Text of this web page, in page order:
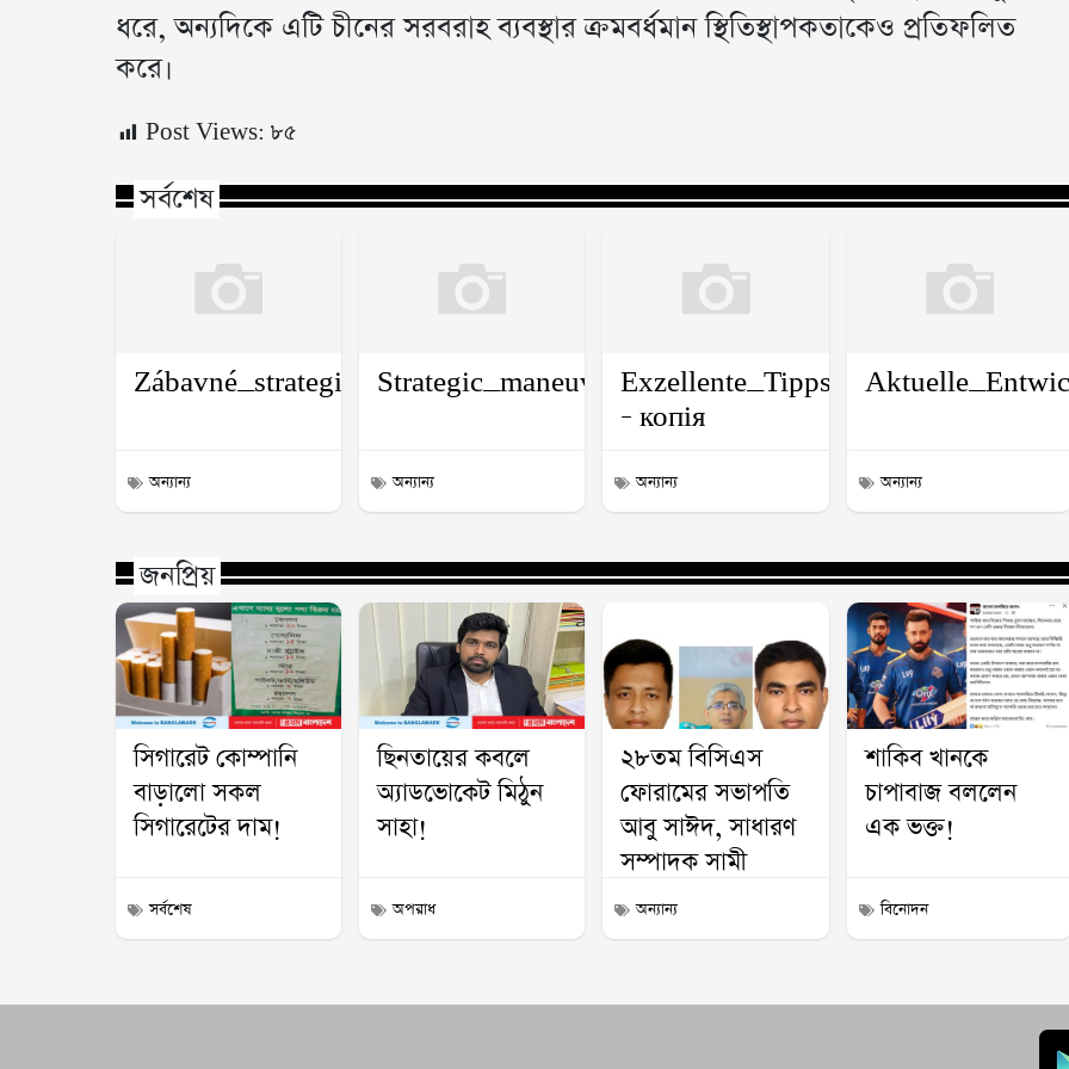
ধরে, অন্যদিকে এটি চীনের সরবরাহ ব্যবস্থার ক্রমবর্ধমান স্থিতিস্থাপকতাকেও প্রতিফলিত
করে।
Post Views: ৮৫
সর্বশেষ
অন্যান্য অন্যান্য
– копія
অন্যান্য অন্যান্য
জনপ্রিয়
সিগারেট কোম্পানি
বাড়ালো সকল
সিগারেটের দাম!
সর্বশেষ
ছিনতায়ের কবলে
অ্যাডভোকেট মিঠুন
সাহা!
অপরাধ
২৮তম বিসিএস
ফোরামের সভাপতি
আবু সাঈদ, সাধারণ
সম্পাদক সামী
অন্যান্য
শাকিব খানকে
চাপাবাজ বললেন
এক ভক্ত!
বিনোদন